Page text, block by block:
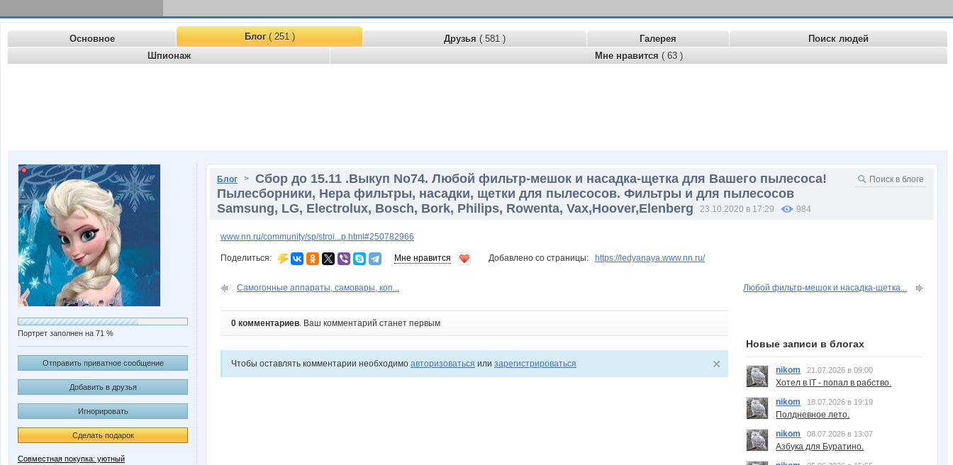
Основное Блог( 251 ) Друзья ( 581 ) Галерея
Поиск людей
Шпионаж
Мне нравится ( 63 )
Портрет заполнен на 71 %
Отправить приватное сообщение
Добавить в друзья
Игнорировать
Сделать подарок
Совместная покупка: уютный
Блог > Сбор до 15.11 .Выкуп No74. Любой фильтр-мешок и насадка-щетка для Вашего пылесоса!
Пылесборники, Hepa фильтры, насадки, щетки для пылесосов. Фильтры и для пылесосов
Samsung, LG, Electrolux, Bosch, Bork, Philips, Rowenta, Vax,Hoover,Elenberg
23.10.2020 в 17:29 984
www.nn.ru/community/sp/stroi...p.html#250782966
Поделиться: Мне нравится Добавлено со страницы: https://ledyanaya.www.nn.ru/
Самогонные аппараты, самовары, коп... Любой фильтр-мешок и насадка-щетка...
0 комментариев. Ваш комментарий станет первым
Чтобы оставлять комментарии необходимо авторизоваться или зарегистрироваться
Новые записи в блогах
nikom 21.07.2026 в 09:00
Хотел в IT - попал в рабство.
nikom
18.07.2026 в 19:19
Полдневное лето.
nikom
08.07.2026 в 13:07
Азбука для Буратино.